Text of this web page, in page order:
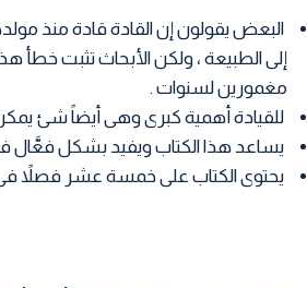
البعض يقولون إن القادة قادة منذ
إلى الطبيعة ، ولكن الأبحاث تثبت خطأ
مغمورين لسنوات .
للقيادة أهمية كبرى وهى أيضاً شئ يمكن
يساعد هذا الكتاب ويفيد بشكل فعَّال
يحتوى الكتاب على خمسة عشر فصلاً فى 376 صفحة من القطع